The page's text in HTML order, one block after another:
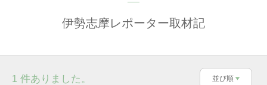
伊勢志摩レポーター取材記
1 件ありました。 並び順